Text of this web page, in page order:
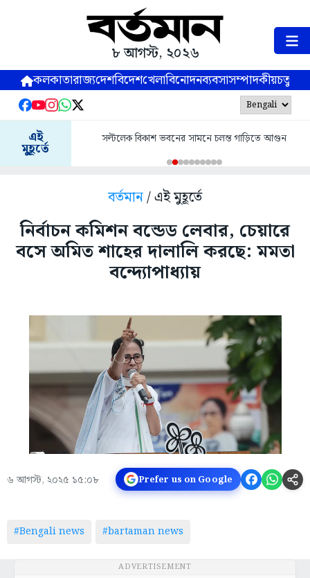
৮ আগস্ট, ২০২৬
কলকাতারাজ্যদেশবিদেশখেলাবিনোদনব্যবসাসম্পাদকীয়
এই
মুহূর্তে
সল্টলেক বিকাশ ভবনের সামনে চলন্ত গাড়িতে আগুন
বর্তমান/ এই মুহূর্তে
নির্বাচন কমিশন বন্ডেড লেবার, চেয়ারে
বসে অমিত শাহের দালালি করছে: মমতা
বন্দ্যোপাধ্যায়
৬ আগস্ট, ২০২৫ ১৫:০৮ Prefer us on Google
#Bengali news #bartaman news
ADVERTISEMENT